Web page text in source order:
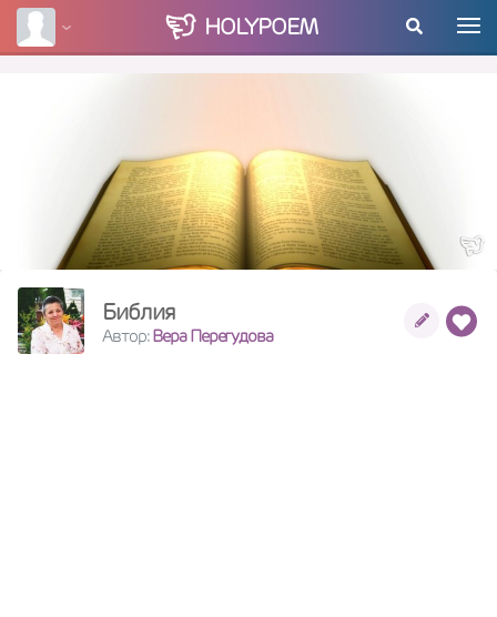
HOLYPOEM
Библия
Автор:Вера Перегудова